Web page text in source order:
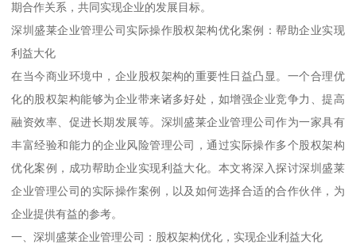
期合作关系，共同实现企业的发展目标。
深圳盛莱企业管理公司实际操作股权架构优化案例：帮助企业实现
利益大化
在当今商业环境中，企业股权架构的重要性日益凸显。一个合理优
化的股权架构能够为企业带来诸多好处，如增强企业竞争力、提高
融资效率、促进长期发展等。深圳盛莱企业管理公司作为一家具有
丰富经验和能力的企业风险管理公司，通过实际操作多个股权架构
优化案例，成功帮助企业实现利益大化。本文将深入探讨深圳盛莱
企业管理公司的实际操作案例，以及如何选择合适的合作伙伴，为
企业提供有益的参考。
一、深圳盛莱企业管理公司：股权架构优化，实现企业利益大化